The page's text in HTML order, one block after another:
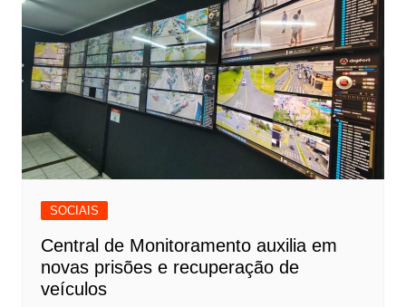
SOCIAIS
Central de Monitoramento auxilia em
novas prisões e recuperação de
veículos